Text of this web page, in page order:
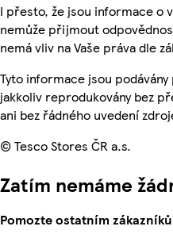
I přesto, že jsou informace o
nemůže přijmout
nemá vliv na Vaše práva dle
Tyto informace jsou
jakkoliv reprodukovány bez
ani bez řádného uvedení
© Tesco Stores ČR a.s.
Zatím nemáme
Pomozte ostatním